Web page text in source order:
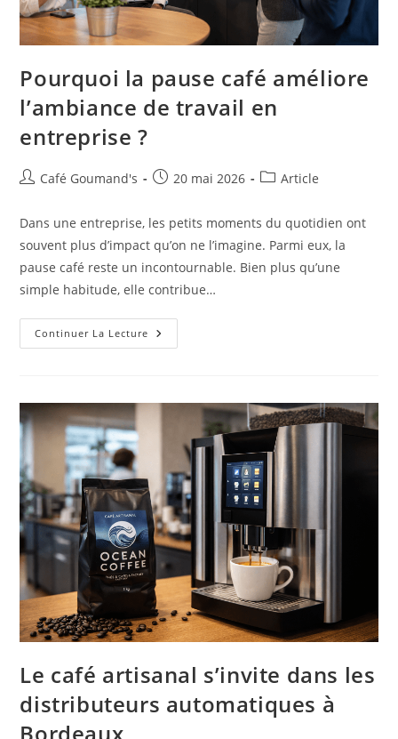
Pourquoi la pause café améliore
l’ambiance de travail en
entreprise ?
Café Goumand's 20 mai 2026 Article
Dans une entreprise, les petits moments du quotidien ont
souvent plus d’impact qu’on ne l’imagine. Parmi eux, la
pause café reste un incontournable. Bien plus qu’une
simple habitude, elle contribue…
Continuer La Lecture
Le café artisanal s’invite dans les
distributeurs automatiques à
Bordeaux